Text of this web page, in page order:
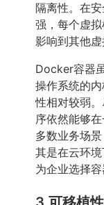
隔离性。在
强，每个虚
影响到其他虚
Docker容器
操作系统的
性相对较弱
序依然能够
多数业务场
其是在云环
为企业选择容